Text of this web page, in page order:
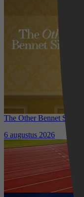
The Other Bennet Sister
kostuumdrama krijgt
6 augustus 2026